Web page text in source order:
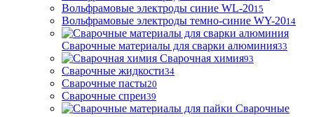
Вольфрамовые электроды синие WL-2015
Вольфрамовые электроды темно-синие WY-2014
Сварочные материалы для сварки алюминия33
Сварочная химия93
Сварочные жидкости34
Сварочные пасты20
Сварочные спреи39
Сварочные